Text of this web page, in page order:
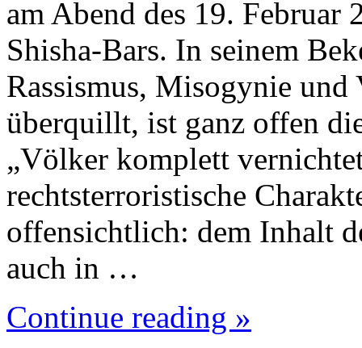
am Abend des 19. Februar
Shisha-Bars. In seinem
Rassismus, Misogynie und
überquillt, ist ganz offen
„Völker komplett
rechtsterroristische
offensichtlich: dem Inhalt
auch in …
Continue reading »